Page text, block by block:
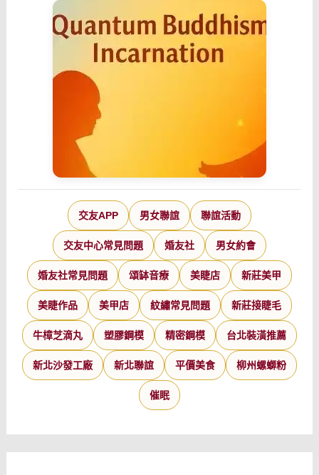
交友APP 男女聯誼 聯誼活動
交友中心常見問題 婚友社 男女約會
婚友社常見問題 頌缽音療 美睫店 新莊美甲
美睫作品 美甲店 紋繡常見問題 新莊接睫毛
牛樟芝滴丸 塑膠鋼模 精密鋼模 台北裝潢推薦
新北沙發工廠 新北聯誼 平價美食 柳州螺螄粉
催眠